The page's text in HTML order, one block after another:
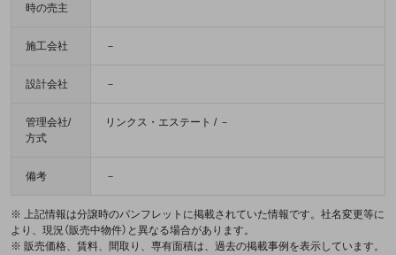
時の売主
施工会社 －
設計会社 －
管理会社/
方式
リンクス・エステート / －
備考 －
※ 上記情報は分譲時のパンフレットに掲載されていた情報です。社名変更等に
より、現況（販売中物件）と異なる場合があります。
※ 販売価格、賃料、間取り、専有面積は、過去の掲載事例を表示しています。